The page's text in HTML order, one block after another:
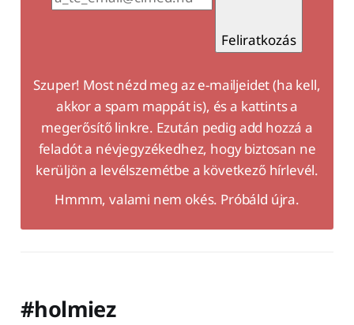
Feliratkozás
Szuper! Most nézd meg az e-mailjeidet (ha kell,
akkor a spam mappát is), és a kattints a
megerősítő linkre. Ezután pedig add hozzá a
feladót a névjegyzékedhez, hogy biztosan ne
kerüljön a levélszemétbe a következő hírlevél.
Hmmm, valami nem okés. Próbáld újra.
#holmiez